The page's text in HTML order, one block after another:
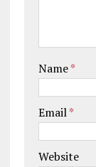
Name*
Email*
Website